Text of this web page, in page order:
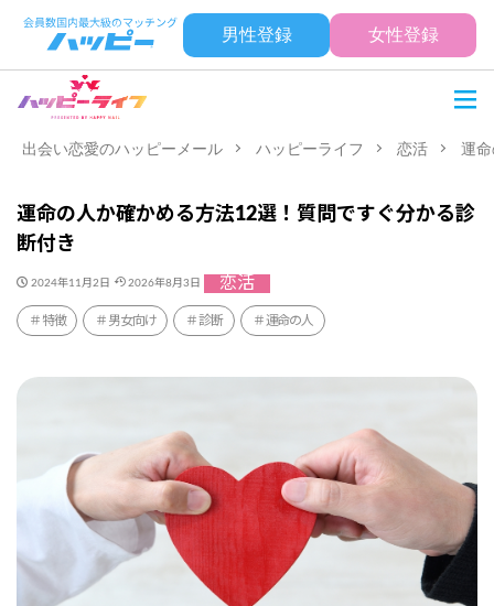
男性登録 女性登録
出会い恋愛のハッピーメール ハッピーライフ 恋活 運
運命の人か確かめる方法12選！質問ですぐ分かる診
断付き
2024年11月2日 2026年8月3日 恋活
特徴 男女向け 診断 運命の人